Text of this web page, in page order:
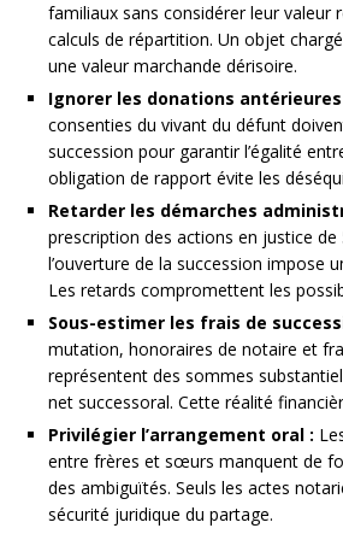
familiaux sans considérer leur valeur
calculs de répartition. Un objet
une valeur marchande dérisoire.
Ignorer les donations antérieures
consenties du vivant du défunt
succession pour garantir l’égalité
obligation de rapport évite les
Retarder les démarches
prescription des actions en justice
l’ouverture de la succession impose
Les retards compromettent les
Sous-estimer les frais de
mutation, honoraires de notaire et
représentent des sommes
net successoral. Cette réalité
Privilégier l’arrangement oral :
entre frères et sœurs manquent de
des ambiguïtés. Seuls les actes
sécurité juridique du partage.